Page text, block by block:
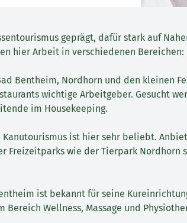
geprägt, dafür stark auf
hier Arbeit in verschiedenen Bereichen:
Bentheim, Nordhorn und den kleinen
wichtige Arbeitgeber. Gesucht
im Housekeeping.
Kanutourismus ist hier sehr beliebt.
Freizeitparks wie der Tierpark Nordhorn
ist bekannt für seine
Bereich Wellness, Massage und